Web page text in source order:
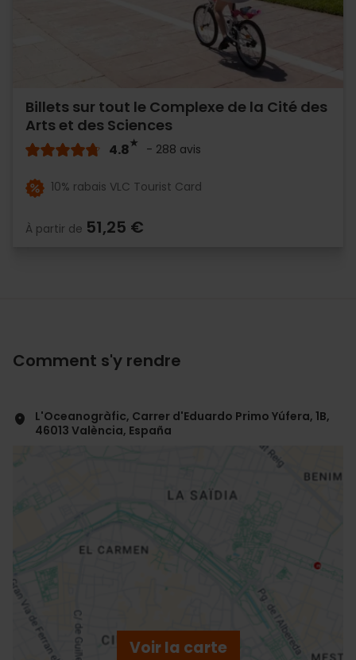
Billets sur tout le Complexe de la Cité des
Arts et des Sciences
4.8 - 288 avis
10% rabais VLC Tourist Card
À partir de 51,25 €
Comment s'y rendre
L'Oceanogràfic, Carrer d'Eduardo Primo Yúfera, 1B,
46013 València, España
Voir la carte